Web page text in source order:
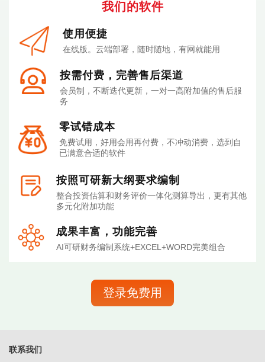
我们的软件
使用便捷
在线版。云端部署，随时随地，有网就能用
按需付费，完善售后渠道
会员制，不断迭代更新，一对一高附加值的售后服
务
零试错成本
免费试用，好用会用再付费，不冲动消费，选到自
已满意合适的软件
按照可研新大纲要求编制
整合投资估算和财务评价一体化测算导出，更有其他
多元化附加功能
成果丰富，功能完善
AI可研财务编制系统+EXCEL+WORD完美组合
登录免费用
联系我们